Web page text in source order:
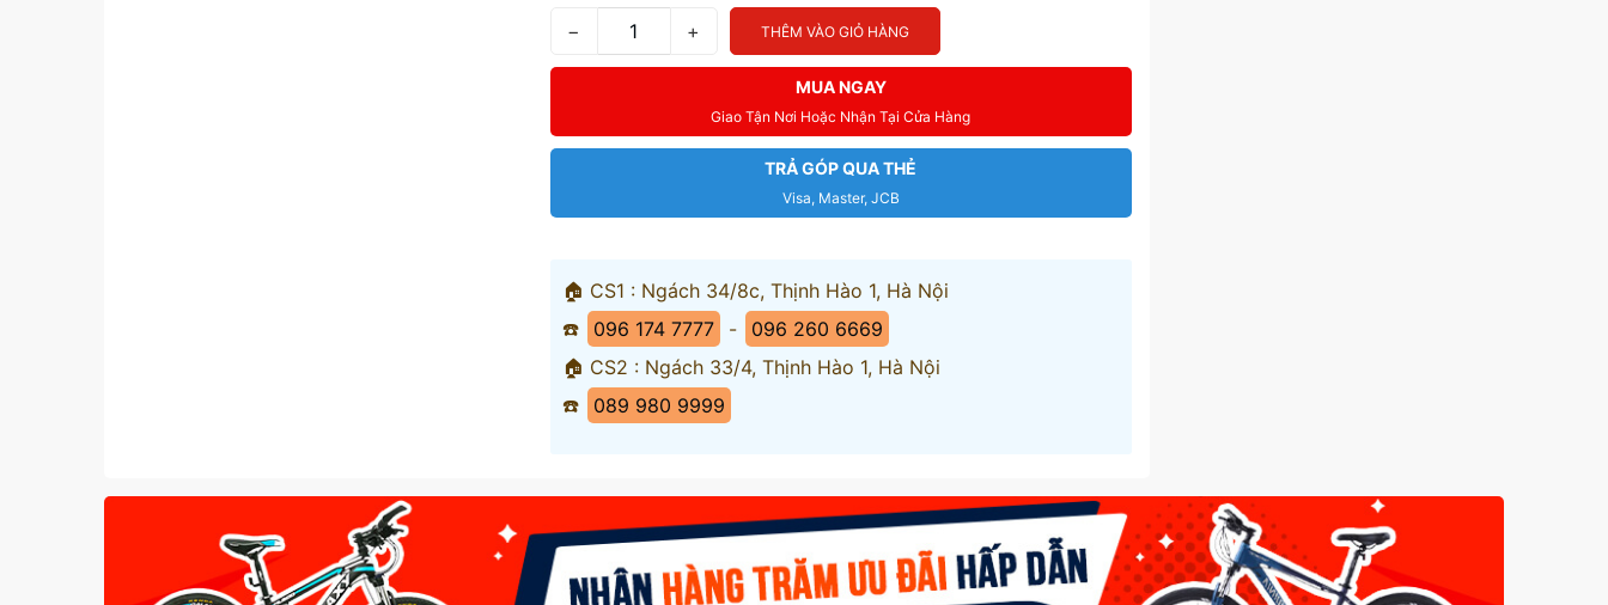
− + THÊM VÀO GIỎ HÀNG
MUA NGAY
Giao Tận Nơi Hoặc Nhận Tại Cửa Hàng
TRẢ GÓP QUA THẺ
Visa, Master, JCB
🏠 CS1 : Ngách 34/8c, Thịnh Hào 1, Hà Nội
☎️
096 174 7777 -
096 260 6669
🏠 CS2 : Ngách 33/4, Thịnh Hào 1, Hà Nội
☎️
089 980 9999